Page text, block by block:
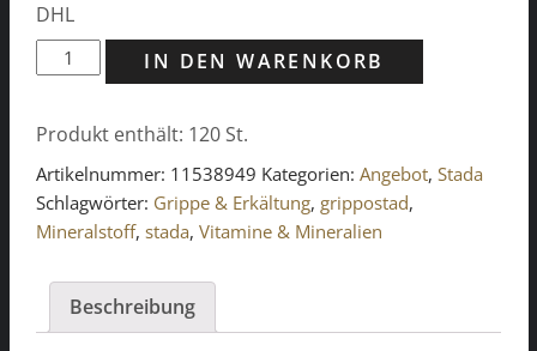
DHL
GINKGO
STADA
mg
Filmtabletten
Menge
IN DEN WARENKORB
Produkt enthält: 120 St.
Artikelnummer: 11538949 Kategorien: Angebot, Stada
Schlagwörter: Grippe & Erkältung, grippostad,
Mineralstoff, stada, Vitamine & Mineralien
Beschreibung